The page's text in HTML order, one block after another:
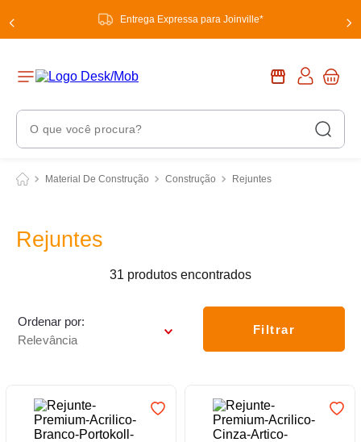
Entrega Expressa para Joinville*
O que você procura?
Material De Construção Construção Rejuntes
Rejuntes
31 produtos
Ordenar por
Relevância
Filtrar
Termos Mais Buscados
2 º
5º
6º luminária
8º panelas
9º varal